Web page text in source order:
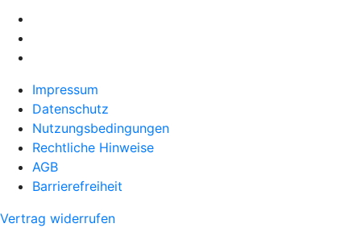
Impressum
Datenschutz
Nutzungsbedingungen
Rechtliche Hinweise
AGB
Barrierefreiheit
Vertrag widerrufen